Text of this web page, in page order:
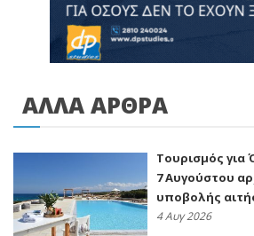
ΑΛΛΑ ΑΡΘΡΑ
Τουρισμός για
7 Αυγούστου
υποβολής
4 Αυγ 2026